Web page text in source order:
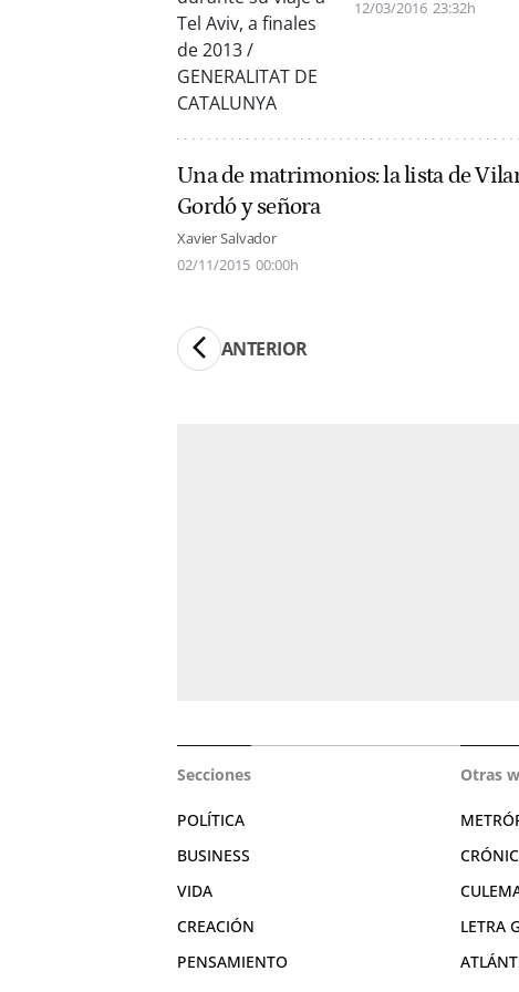
12/03/2016 23:32h
Una de matrimonios: la lista de
Gordó y señora
Xavier Salvador
02/11/2015 00:00h
ANTERIOR
Secciones
POLÍTICA
BUSINESS
VIDA
CREACIÓN
PENSAMIENTO
Otras
LETRA